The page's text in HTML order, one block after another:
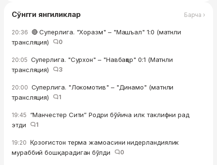
Сўнгги янгиликлар Барча ›
20:36 🔴 Суперлига. "Хоразм" – "Машъал" 1:0 (матнли
трансляция)
0
20:05 Суперлига. "Сурхон" – "Навбаҳор" 0:1 (Матнли
трансляция)
3
20:00 Суперлига. "Локомотив" – "Динамо" (матнли
трансляция)
1
19:45 “Манчестер Сити” Родри бўйича илк таклифни рад
этди
1
19:20 Қозоғистон терма жамоасини нидерландиялик
мураббий бошқарадиган бўлди
0